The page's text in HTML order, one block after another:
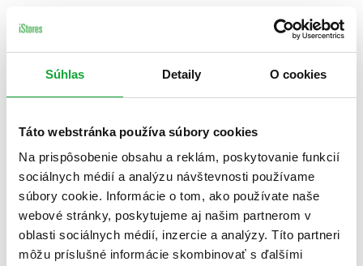
Súhlas Detaily O cookies
Táto webstránka používa súbory cookies
Na prispôsobenie obsahu a reklám, poskytovanie funkcií
sociálnych médií a analýzu návštevnosti používame
súbory cookie. Informácie o tom, ako používate naše
webové stránky, poskytujeme aj našim partnerom v
oblasti sociálnych médií, inzercie a analýzy. Títo partneri
môžu príslušné informácie skombinovať s ďalšími